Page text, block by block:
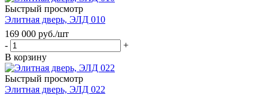
Быстрый просмотр
Элитная дверь, ЭЛД 010
169 000 руб./шт
-
+
В корзину
Быстрый просмотр
Элитная дверь, ЭЛД 022